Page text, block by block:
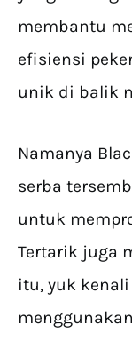
membantu
efisiensi
unik di balik
Namanya
serba
untuk
Tertarik juga
itu, yuk